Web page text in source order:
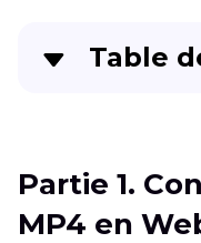
Table
Partie 2. Les 7
vers WEBP à
Partie 1.
MP4 en